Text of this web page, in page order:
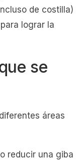
de costilla)
lograr la
se
áreas
reducir una giba